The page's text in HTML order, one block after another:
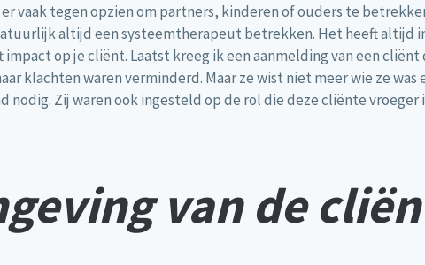
vaak tegen opzien om partners, kinderen of ouders te
altijd een systeemtherapeut betrekken. Het heeft altijd
op je cliënt. Laatst kreeg ik een aanmelding van een
klachten waren verminderd. Maar ze wist niet meer wie ze
Zij waren ook ingesteld op de rol die deze cliënte vroeger
van de